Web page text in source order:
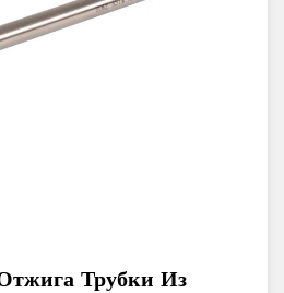
Трубки Из